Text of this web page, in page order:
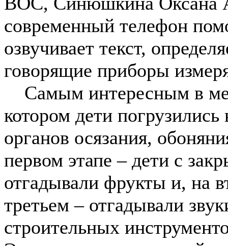
современный телефон
озвучивает текст,
говорящие приборы
Самым интересным в
котором дети
органов осязания,
первом этапе – дети с
отгадывали фрукты и, на
третьем – отгадывали
строительных